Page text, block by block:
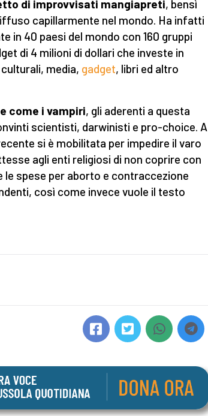
di improvvisati mangiapreti, bensì
capillarmente nel mondo. Ha infatti
in 40 paesi del mondo con 160 gruppi
di 4 milioni di dollari che investe in
media, gadget, libri ed altro
come i vampiri, gli aderenti a questa
scientisti, darwinisti e pro-choice. A
si è mobilitata per impedire il varo
agli enti religiosi di non coprire con
le spese per aborto e contraccezione
così come invece vuole il testo